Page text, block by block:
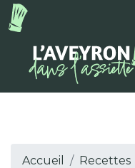
Accueil
Recettes